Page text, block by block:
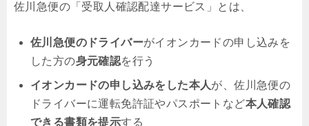
佐川急便の「受取人確認配達サービス」とは、
佐川急便のドライバーがイオンカードの申し込みを
した方の身元確認を行う
イオンカードの申し込みをした本人が、佐川急便の
ドライバーに運転免許証やパスポートなど本人確認
できる書類を提示する